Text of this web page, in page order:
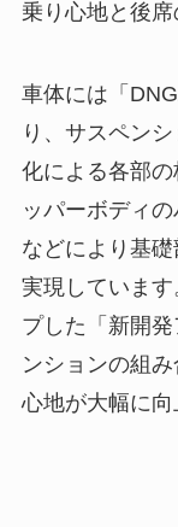
乗り心地と後席
車体には「
り、サスペン
化による各部
ッパーボディ
などにより基
実現していま
プした「新開
ンションの組
心地が大幅に向